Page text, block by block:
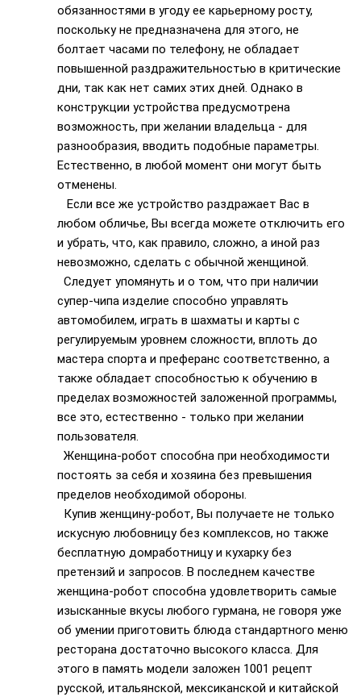
обязанностями в угоду ее карьерному росту,
поскольку не предназначена для этого, не
болтает часами по телефону, не обладает
повышенной раздражительностью в критические
дни, так как нет самих этих дней. Однако в
конструкции устройства предусмотрена
возможность, при желании владельца - для
разнообразия, вводить подобные параметры.
Естественно, в любой момент они могут быть
отменены.
Если все же устройство раздражает Вас в
любом обличье, Вы всегда можете отключить его
и убрать, что, как правило, сложно, а иной раз
невозможно, сделать с обычной женщиной.
Следует упомянуть и о том, что при наличии
супер-чипа изделие способно управлять
автомобилем, играть в шахматы и карты с
регулируемым уровнем сложности, вплоть до
мастера спорта и преферанс соответственно, а
также обладает способностью к обучению в
пределах возможностей заложенной программы,
все это, естественно - только при желании
пользователя.
Женщина-робот способна при необходимости
постоять за себя и хозяина без превышения
пределов необходимой обороны.
Купив женщину-робот, Вы получаете не только
искусную любовницу без комплексов, но также
бесплатную домработницу и кухарку без
претензий и запросов. В последнем качестве
женщина-робот способна удовлетворить самые
изысканные вкусы любого гурмана, не говоря уже
об умении приготовить блюда стандартного меню
ресторана достаточно высокого класса. Для
этого в память модели заложен 1001 рецепт
русской, итальянской, мексиканской и китайской